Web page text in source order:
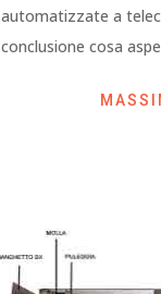
automatizzate a
conclusione cosa